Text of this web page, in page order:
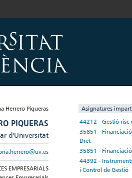
PIQUERAS
d'Universitat
EMPRESARIALS
Asignatures
44212 - Gestió risc
35851 -
Dret
35851 -
44392 -
i Control de Gestió